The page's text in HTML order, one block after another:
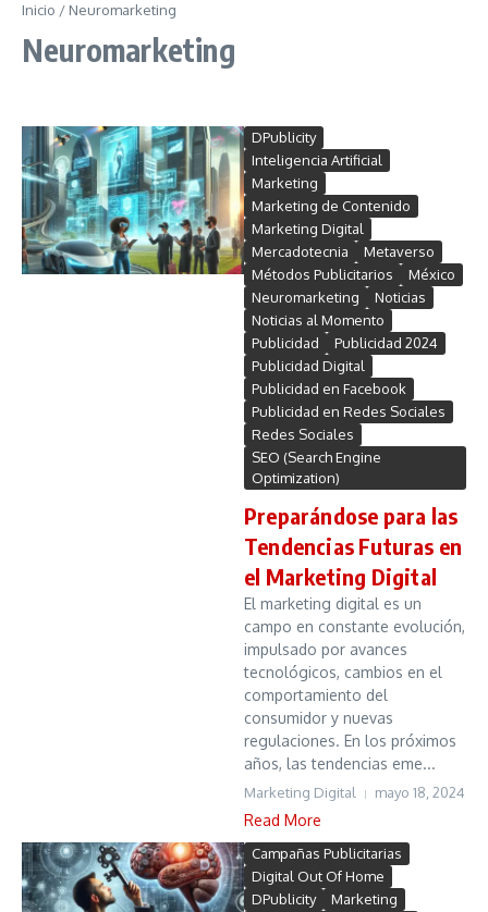
Inicio / Neuromarketing
Neuromarketing
DPublicity
Inteligencia Artificial
Marketing
Marketing de Contenido
Marketing Digital
Mercadotecnia
Metaverso
Métodos Publicitarios
México
Neuromarketing
Noticias
Noticias al Momento
Publicidad
Publicidad 2024
Publicidad Digital
Publicidad en Facebook
Publicidad en Redes Sociales
Redes Sociales
SEO (Search Engine
Optimization)
Preparándose para las
Tendencias Futuras en
el Marketing Digital
El marketing digital es un
campo en constante evolución,
impulsado por avances
tecnológicos, cambios en el
comportamiento del
consumidor y nuevas
regulaciones. En los próximos
años, las tendencias eme...
Marketing Digital mayo 18, 2024
Read More
Campañas Publicitarias
Digital Out Of Home
DPublicity
Marketing